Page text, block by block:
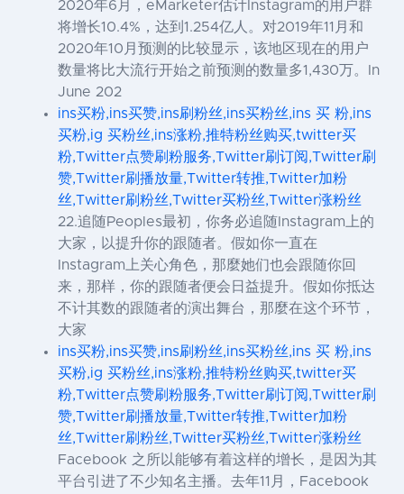
2020年6月，eMarketer估计Instagram的用户群
将增长10.4%，达到1.254亿人。对2019年11月和
2020年10月预测的比较显示，该地区现在的用户
数量将比大流行开始之前预测的数量多1,430万。In
June 202
ins买粉,ins买赞,ins刷粉丝,ins买粉丝,ins 买 粉,ins
买粉,ig 买粉丝,ins涨粉,推特粉丝购买,twitter买
粉,Twitter点赞刷粉服务,Twitter刷订阅,Twitter刷
赞,Twitter刷播放量,Twitter转推,Twitter加粉
丝,Twitter刷粉丝,Twitter买粉丝,Twitter涨粉丝
22.追随Peoples最初，你务必追随Instagram上的
大家，以提升你的跟随者。假如你一直在
Instagram上关心角色，那麼她们也会跟随你回
来，那样，你的跟随者便会日益提升。假如你抵达
不计其数的跟随者的演出舞台，那麼在这个环节，
大家
ins买粉,ins买赞,ins刷粉丝,ins买粉丝,ins 买 粉,ins
买粉,ig 买粉丝,ins涨粉,推特粉丝购买,twitter买
粉,Twitter点赞刷粉服务,Twitter刷订阅,Twitter刷
赞,Twitter刷播放量,Twitter转推,Twitter加粉
丝,Twitter刷粉丝,Twitter买粉丝,Twitter涨粉丝
Facebook 之所以能够有着这样的增长，是因为其
平台引进了不少知名主播。去年11月，Facebook